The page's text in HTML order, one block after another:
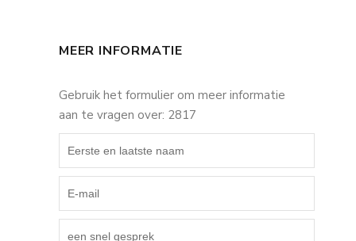
MEER INFORMATIE
Gebruik het formulier om meer informatie
aan te vragen over: 2817